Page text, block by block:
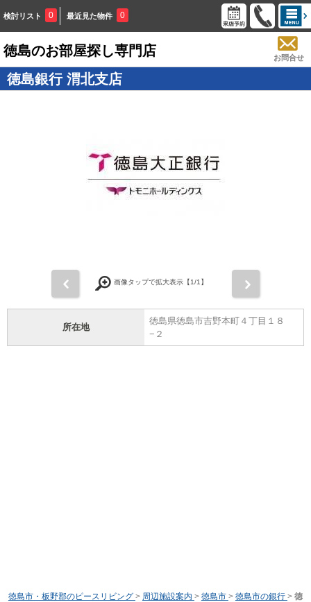
検討リスト 0 最近見た物件 0
徳島のお部屋探し専門店 お問合せ
徳島銀行 渭北支店
前 画像タップで拡大表示【1/1】
所在地
徳島県徳島市吉野本町４丁目１８
−２
徳島市・板野郡のピースリビング > 周辺施設案内 > 徳島市 > 徳島市の銀行 > 徳